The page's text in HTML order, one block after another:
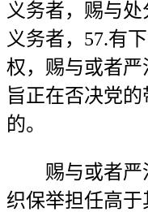
义务者，赐与
义务者，57.有
权，赐与或者严
旨正在否决党
的。
赐与或者严
织保举担任高